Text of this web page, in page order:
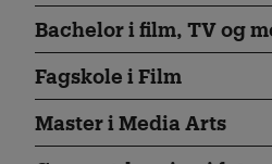
Bachelor i film, TV og
Fagskole i Film
Master i Media Arts